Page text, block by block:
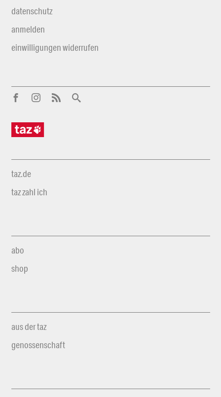
datenschutz
anmelden
einwilligungen widerrufen
taz.de
taz zahl ich
abo
shop
aus der taz
genossenschaft